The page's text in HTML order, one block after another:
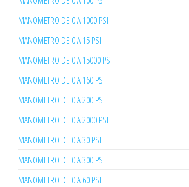
MANOMETRO DE 0 A 1000 PSI
MANOMETRO DE 0 A 15 PSI
MANOMETRO DE 0 A 15000 PS
MANOMETRO DE 0 A 160 PSI
MANOMETRO DE 0 A 200 PSI
MANOMETRO DE 0 A 2000 PSI
MANOMETRO DE 0 A 30 PSI
MANOMETRO DE 0 A 300 PSI
MANOMETRO DE 0 A 60 PSI